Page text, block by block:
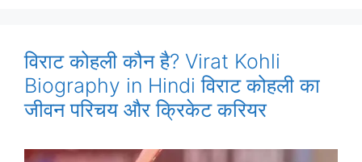
विराट कोहली कौन है? Virat Kohli
Biography in Hindi विराट कोहली का
जीवन परिचय और क्रिकेट करियर